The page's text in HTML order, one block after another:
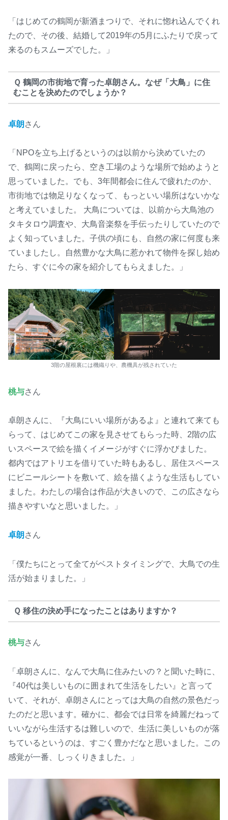
「はじめての鶴岡が新酒まつりで、それに惚れ込んでくれ
たので、その後、結婚して2019年の5月にふたりで戻って
来るのもスムーズでした。」
Ｑ 鶴岡の市街地で育った卓朗さん。なぜ「大鳥」に住
むことを決めたのでしょうか？
卓朗 さん
「NPOを立ち上げるというのは以前から決めていたの
で、鶴岡に戻ったら、空き工場のような場所で始めようと
思っていました。でも、3年間都会に住んで疲れたのか、
市街地では物足りなくなって、もっといい場所はないかな
と考えていました。 大鳥については、以前から大鳥池の
タキタロウ調査や、大鳥音楽祭を手伝ったりしていたので
よく知っていました。子供の頃にも、自然の家に何度も来
ていましたし。自然豊かな大鳥に惹かれて物件を探し始め
たら、すぐに今の家を紹介してもらえました。」
3階の屋根裏には機織りや、農機具が残されていた
桃与さん
卓朗さんに、『大鳥にいい場所があるよ』と連れて来ても
らって、はじめてこの家を見させてもらった時、2階の広
いスペースで絵を描くイメージがすぐに浮かびました。
都内ではアトリエを借りていた時もあるし、居住スペース
にビニールシートを敷いて、絵を描くような生活もしてい
ました。わたしの場合は作品が大きいので、この広さなら
描きやすいなと思いました。」
卓朗 さん
「僕たちにとって全てがベストタイミングで、大鳥での生
活が始まりました。」
Ｑ 移住の決め手になったことはありますか？
桃与さん
「卓朗さんに、なんで大鳥に住みたいの？と聞いた時に、
『40代は美しいものに囲まれて生活をしたい』と言って
いて、それが、卓朗さんにとっては大鳥の自然の景色だっ
たのだと思います。確かに、都会では日常を綺麗だねって
いいながら生活するは難しいので、生活に美しいものが落
ちているというのは、すごく豊かだなと思いました。この
感覚が一番、しっくりきました。」